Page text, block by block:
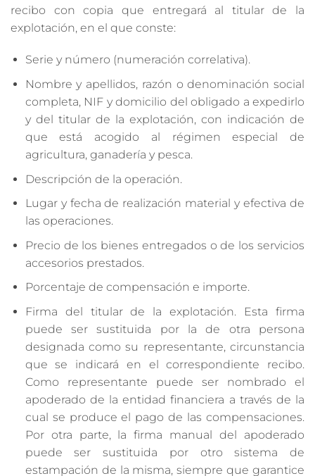
recibo con copia que entregará al titular de la
explotación, en el que conste:
Serie y número (numeración correlativa).
Nombre y apellidos, razón o denominación social
completa, NIF y domicilio del obligado a expedirlo
y del titular de la explotación, con indicación de
que está acogido al régimen especial de
agricultura, ganadería y pesca.
Descripción de la operación.
Lugar y fecha de realización material y efectiva de
las operaciones.
Precio de los bienes entregados o de los servicios
accesorios prestados.
Porcentaje de compensación e importe.
Firma del titular de la explotación. Esta firma
puede ser sustituida por la de otra persona
designada como su representante, circunstancia
que se indicará en el correspondiente recibo.
Como representante puede ser nombrado el
apoderado de la entidad financiera a través de la
cual se produce el pago de las compensaciones.
Por otra parte, la firma manual del apoderado
puede ser sustituida por otro sistema de
estampación de la misma, siempre que garantice